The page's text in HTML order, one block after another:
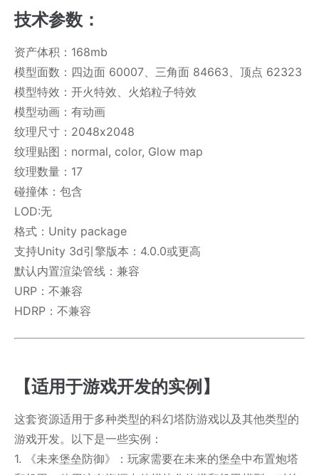
技术参数：
资产体积：168mb
模型面数：四边面 60007、三角面 84663、顶点 62323
模型特效：开火特效、火焰粒子特效
模型动画：有动画
纹理尺寸：2048x2048
纹理贴图：normal, color, Glow map
纹理数量：17
碰撞体：包含
LOD:无
格式：Unity package
支持Unity 3d引擎版本：4.0.0或更高
默认内置渲染管线：兼容
URP：不兼容
HDRP：不兼容
【适用于游戏开发的实例】
这套资源适用于多种类型的科幻塔防游戏以及其他类型的
游戏开发。以下是一些实例：
1. 《未来堡垒防御》：玩家需要在未来的堡垒中布置炮塔